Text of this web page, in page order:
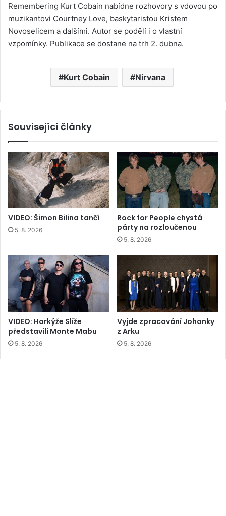
Remembering Kurt Cobain nabídne rozhovory s vdovou po
muzikantovi Courtney Love, baskytaristou Kristem
Novoselicem a dalšími. Autor se podělí i o vlastní
vzpomínky. Publikace se dostane na trh 2. dubna.
Kurt Cobain Nirvana
Související články
VIDEO: Šimon Bilina tančí
5. 8. 2026
Rock for People chystá
párty na rozloučenou
5. 8. 2026
VIDEO: Horkýže Slíže
představili Monte Mabu
5. 8. 2026
Vyjde zpracování Johanky
z Arku
5. 8. 2026